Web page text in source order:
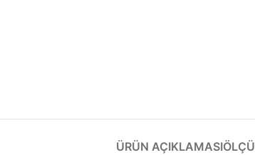
ÜRÜN AÇIKLAMASI